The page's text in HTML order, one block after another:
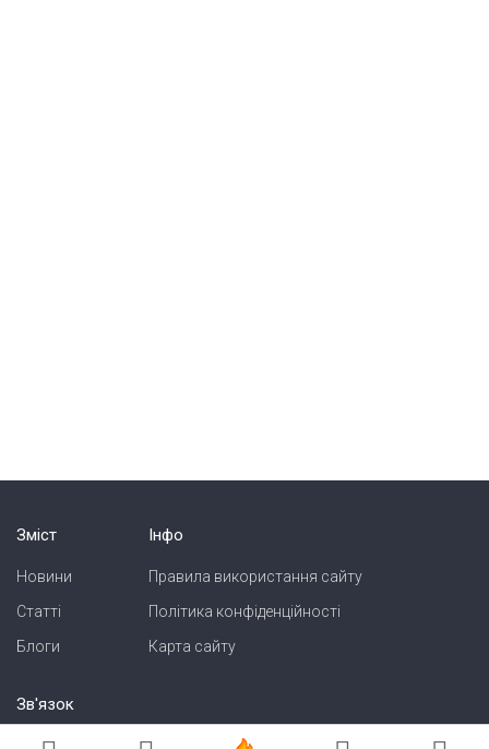
Зміст
Новини
Статті
Блоги
Інфо
Правила використання сайту
Політика конфіденційності
Карта сайту
Зв'язок